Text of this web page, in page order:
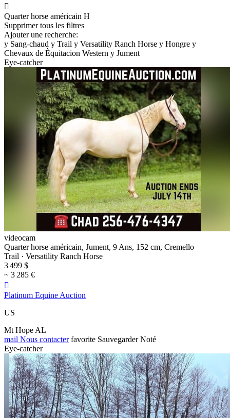

Quarter horse américain H
Supprimer tous les filtres
Ajouter une recherche:
y Sang-chaud y Trail y Versatility Ranch Horse y Hongre y
Chevaux de Èquitacion Western y Jument
Eye-catcher
videocam
Quarter horse américain, Jument, 9 Ans, 152 cm, Cremello
Trail · Versatility Ranch Horse
3 499 $
~ 3 285 €

Platinum Equine Auction
US
Mt Hope AL
mail Nous contacter favorite Sauvegarder Noté
Eye-catcher